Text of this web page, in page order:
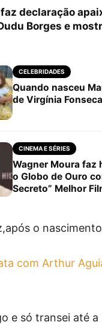
declaração
Borges e
CELEBRIDADES
Quando nasceu
de Virgínia
CINEMA E SÉRIES
Wagner Moura faz
o Globo de Ouro
Secreto” Melhor
o
com Arthur
e só transei até a